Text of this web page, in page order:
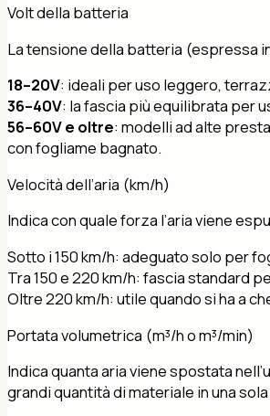
Volt della batteria
La tensione della batteria (espressa
18–20V: ideali per uso leggero,
36–40V: la fascia più equilibrata per
56–60V e oltre: modelli ad alte
con fogliame bagnato.
Velocità dell’aria (km/h)
Indica con quale forza l’aria viene
Sotto i 150 km/h: adeguato solo per
Tra 150 e 220 km/h: fascia standard
Oltre 220 km/h: utile quando si ha a
Portata volumetrica (m³/h o m³/min)
Indica quanta aria viene spostata
grandi quantità di materiale in una